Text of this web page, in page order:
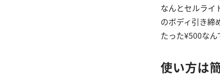
なんとセルライ
のボディ引き締
たった¥500なん
使い方は